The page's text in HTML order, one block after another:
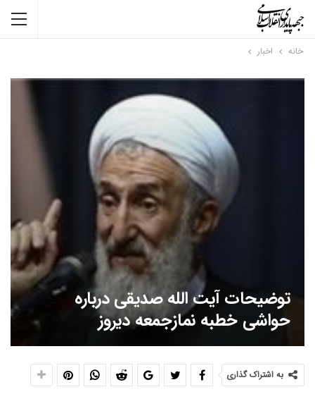
خانه اخبار
توضیحات آیت الله صدیقی درباره
حواشی خطبه نمازجمعه دیروز
به اشتراک گذاری